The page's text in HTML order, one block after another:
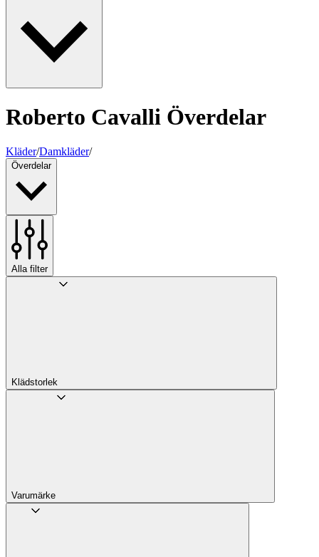
Roberto Cavalli Överdelar
Kläder/Damkläder/
Överdelar
Alla filter
Klädstorlek
Varumärke